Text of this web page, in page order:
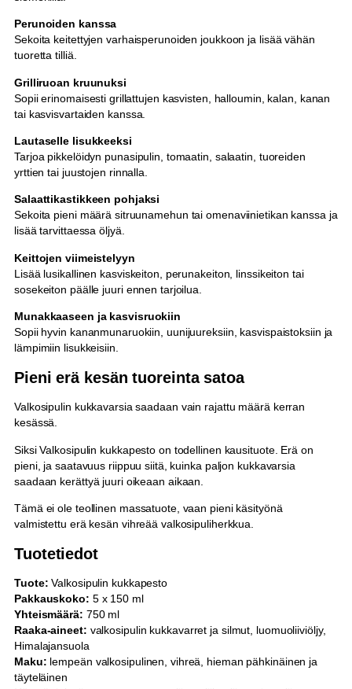
Perunoiden kanssa
Sekoita keitettyjen varhaisperunoiden joukkoon ja lisää vähän
tuoretta tilliä.
Grilliruoan kruunuksi
Sopii erinomaisesti grillattujen kasvisten, halloumin, kalan, kanan
tai kasvisvartaiden kanssa.
Lautaselle lisukkeeksi
Tarjoa pikkelöidyn punasipulin, tomaatin, salaatin, tuoreiden
yrttien tai juustojen rinnalla.
Salaattikastikkeen pohjaksi
Sekoita pieni määrä sitruunamehun tai omenaviinietikan kanssa ja
lisää tarvittaessa öljyä.
Keittojen viimeistelyyn
Lisää lusikallinen kasviskeiton, perunakeiton, linssikeiton tai
sosekeiton päälle juuri ennen tarjoilua.
Munakkaaseen ja kasvisruokiin
Sopii hyvin kananmunaruokiin, uunijuureksiin, kasvispaistoksiin ja
lämpimiin lisukkeisiin.
Pieni erä kesän tuoreinta satoa
Valkosipulin kukkavarsia saadaan vain rajattu määrä kerran
kesässä.
Siksi Valkosipulin kukkapesto on todellinen kausituote. Erä on
pieni, ja saatavuus riippuu siitä, kuinka paljon kukkavarsia
saadaan kerättyä juuri oikeaan aikaan.
Tämä ei ole teollinen massatuote, vaan pieni käsityönä
valmistettu erä kesän vihreää valkosipuliherkkua.
Tuotetiedot
Tuote: Valkosipulin kukkapesto
Pakkauskoko: 5 x 150 ml
Yhteismäärä: 750 ml
Raaka-aineet: valkosipulin kukkavarret ja silmut, luomuoliiviöljy,
Himalajansuola
Maku: lempeän valkosipulinen, vihreä, hieman pähkinäinen ja
täyteläinen